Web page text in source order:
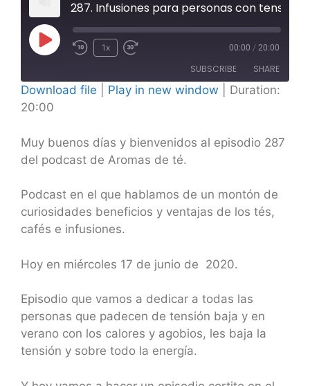
Play
1x 00:00 / 20:00
SUBSCRIBE SHARE
SHARE
LINK
EMBED
Download file Play in new window
Duration:
20:00
Muy buenos días y bienvenidos al episodio 287
del podcast de Aromas de té.
Podcast en el que hablamos de un montón de
curiosidades beneficios y ventajas de los tés,
cafés e infusiones.
Hoy en miércoles 17 de junio de 2020.
Episodio que vamos a dedicar a todas las
personas que padecen de tensión baja y en
verano con los calores y agobios, les baja la
tensión y sobre todo la energía.